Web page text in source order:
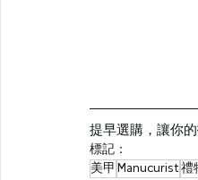
提早選購，讓你
標記：
美甲 Manucurist禮